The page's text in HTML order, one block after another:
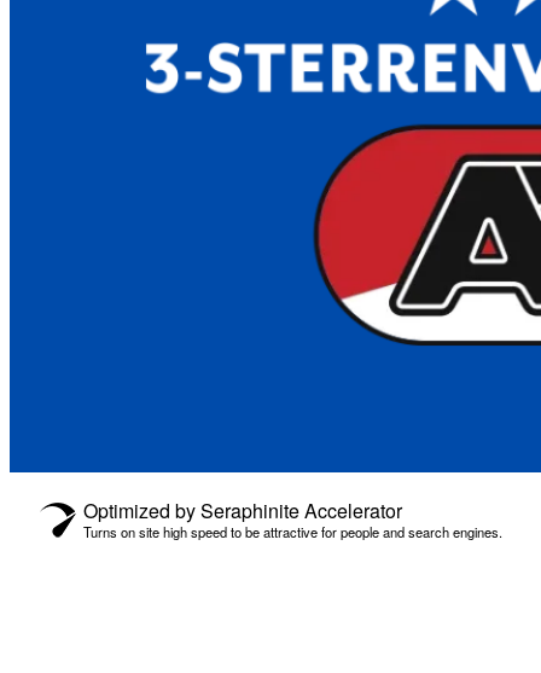
Optimized by Seraphinite Accelerator
Turns on site high speed to be attractive for people and search engines.